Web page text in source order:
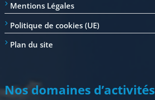
Mentions Légales
Politique de cookies (UE)
Plan du site
Nos domaines d’activités